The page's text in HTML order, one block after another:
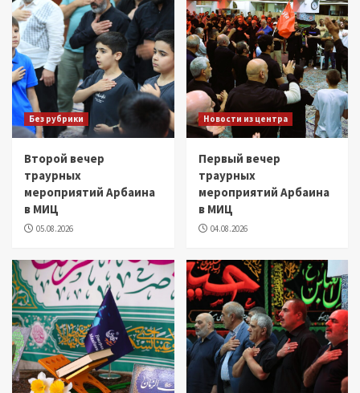
Без рубрики
Второй вечер
траурных
мероприятий Арбаина
в МИЦ
05.08.2026
Новости из центра
Первый вечер
траурных
мероприятий Арбаина
в МИЦ
04.08.2026